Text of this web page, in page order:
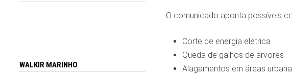
O comunicado aponta possíveis
Corte de energia elétrica
Queda de galhos de árvores
Alagamentos em áreas
WALKIR MARINHO